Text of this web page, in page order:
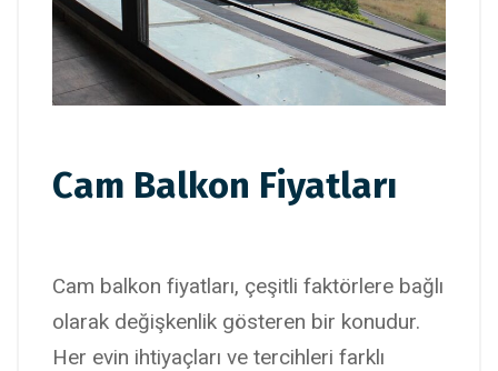
Cam Balkon Fiyatları
Cam balkon fiyatları, çeşitli faktörlere bağlı
olarak değişkenlik gösteren bir konudur.
Her evin ihtiyaçları ve tercihleri farklı